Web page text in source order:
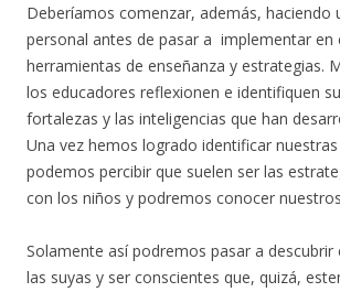
Deberíamos comenzar, además, haciendo
personal antes de pasar a implementar en
herramientas de enseñanza y estrategias.
los educadores reflexionen e identifiquen
fortalezas y las inteligencias que han
Una vez hemos logrado identificar
podemos percibir que suelen ser las
con los niños y podremos conocer
Solamente así podremos pasar a descubrir
las suyas y ser conscientes que, quizá,